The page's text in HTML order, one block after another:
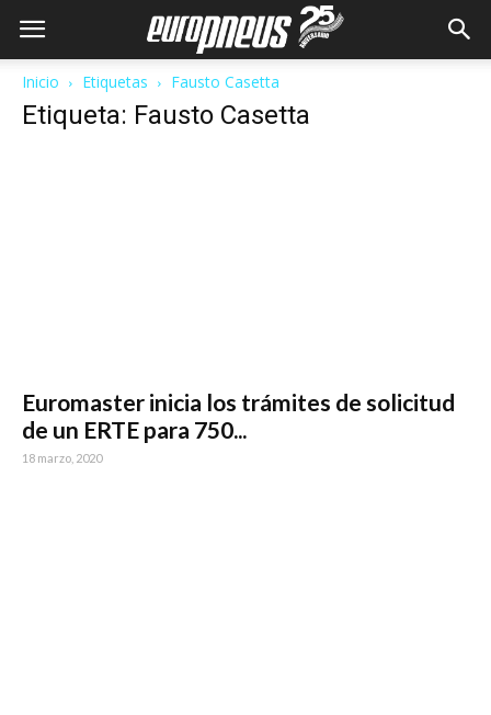
Inicio Etiquetas Fausto Casetta
Etiqueta: Fausto Casetta
Euromaster inicia los trámites de solicitud
de un ERTE para 750...
18 marzo, 2020